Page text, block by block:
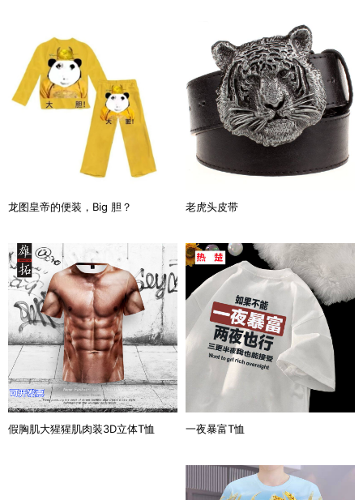
龙图皇帝的便装，Big 胆？ 老虎头皮带
假胸肌大猩猩肌肉装3D立体T恤 一夜暴富T恤